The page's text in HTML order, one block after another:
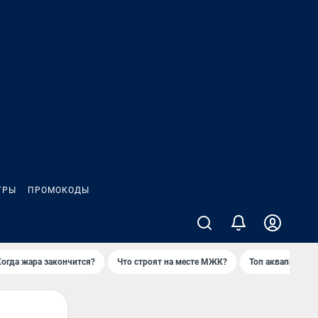
ПРОМОКОДЫ
жара закончится? Что строят на месте МЖК? Топ аквапарков